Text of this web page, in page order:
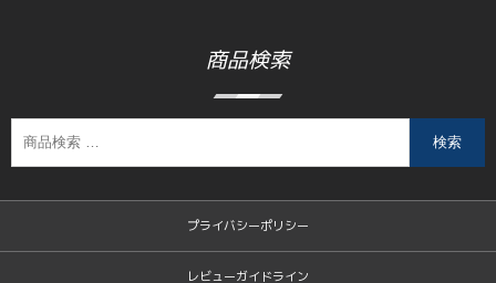
商品検索
検索
プライバシーポリシー
レビューガイドライン